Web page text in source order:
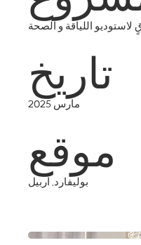
اللياقة و الصحة
تاريخ
مارس 2025
موقع
بوليفارد, اربيل